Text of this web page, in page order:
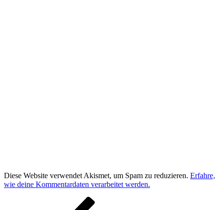
Diese Website verwendet Akismet, um Spam zu reduzieren. Erfahre,
wie deine Kommentardaten verarbeitet werden.
Beitragsnavigation